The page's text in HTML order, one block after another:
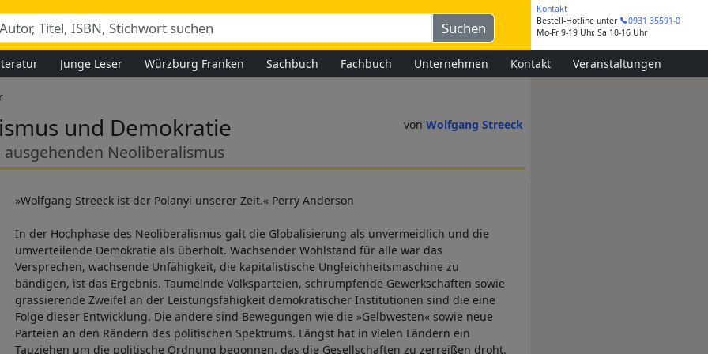
Kontakt
Bestell-Hotline unter
0931 35591-0
Mo-Fr 9-19 Uhr, Sa 10-16 Uhr
Junge Leser Würzburg Franken Sachbuch Fachbuch Unternehmen Kontakt Veranstaltungen
Wolfgang Streeck
und Demokratie
Neoliberalismus
»Wolfgang Streeck ist der Polanyi unserer Zeit.« Perry Anderson
In der Hochphase des Neoliberalismus galt die Globalisierung als unvermeidlich und die
umverteilende Demokratie als überholt. Wachsender Wohlstand für alle war das
Versprechen, wachsende Unfähigkeit, die kapitalistische Ungleichheitsmaschine zu
bändigen, ist das Ergebnis. Taumelnde Volksparteien, schrumpfende Gewerkschaften sowie
grassierende Zweifel an der Leistungsfähigkeit demokratischer Institutionen sind die eine
Folge dieser Entwicklung. Die andere sind Bewegungen wie die »Gelbwesten« sowie neue
Parteien an den Rändern des politischen Spektrums. Längst hat in vielen Ländern ein
Tauziehen um die politische Ordnung begonnen, das die Gesellschaften zu zerreißen droht.